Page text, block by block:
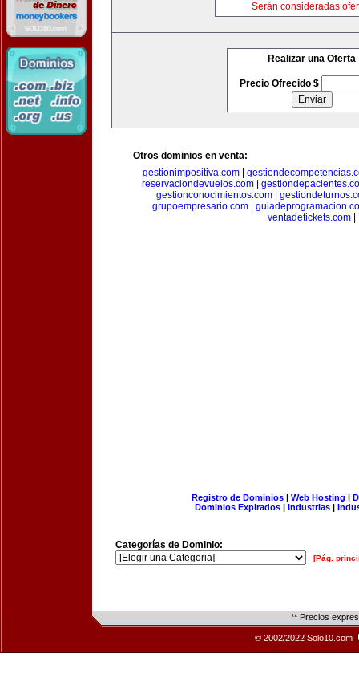
Serán consideradas
Realizar una Oferta
Precio Ofrecido $
Otros dominios en venta:
gestionimpositiva.com
reservaciondevuelos.com
gestionconocimientos.com
grupoempresario.com|
ventadetickets.com
Registro de Dominios| Web Hosting |
Dominios Expirados | Industrias |
Categorías de Dominio:
[Pág.
** Precios
© 2002/2022 Solo10.com